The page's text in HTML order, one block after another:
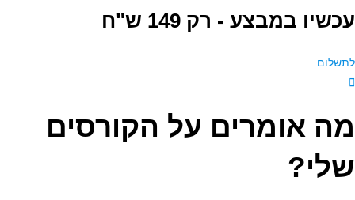
עכשיו במבצע - רק 149 ש"ח
לתשלום
מה אומרים על הקורסים
שלי?